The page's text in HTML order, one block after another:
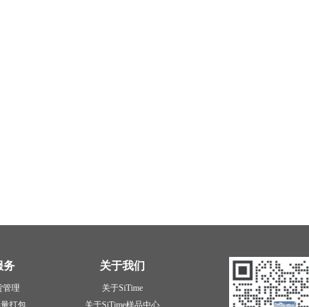
务
管理
打包
关于我们
关于SiTime
关于SiTime样品中心